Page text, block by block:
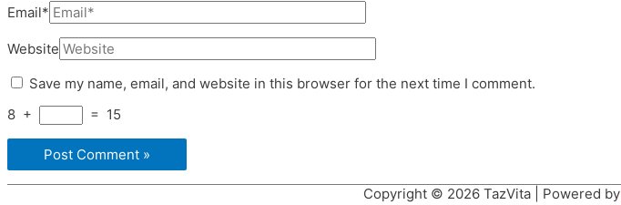
Email*
Website
Save my name, email, and website in this browser for the next time I comment.
8 + = 15
Copyright © 2026 TazVita| Powered by